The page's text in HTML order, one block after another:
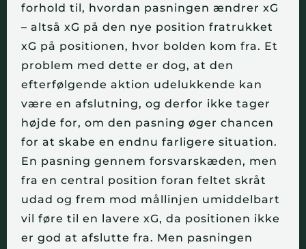
forhold til, hvordan pasningen ændrer xG
– altså xG på den nye position fratrukket
xG på positionen, hvor bolden kom fra. Et
problem med dette er dog, at den
efterfølgende aktion udelukkende kan
være en afslutning, og derfor ikke tager
højde for, om den pasning øger chancen
for at skabe en endnu farligere situation.
En pasning gennem forsvarskæden, men
fra en central position foran feltet skråt
udad og frem mod mållinjen umiddelbart
vil føre til en lavere xG, da positionen ikke
er god at afslutte fra. Men pasningen